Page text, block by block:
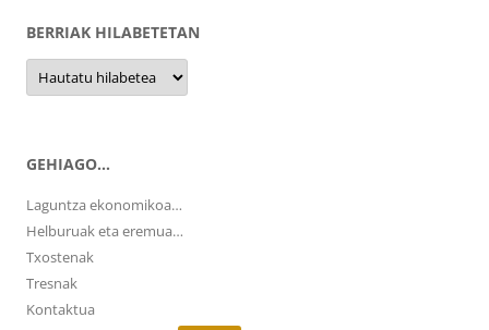
BERRIAK HILABETETAN
Berriak
hilabetetan
GEHIAGO…
Laguntza ekonomikoa…
Helburuak eta eremua…
Txostenak
Tresnak
Kontaktua